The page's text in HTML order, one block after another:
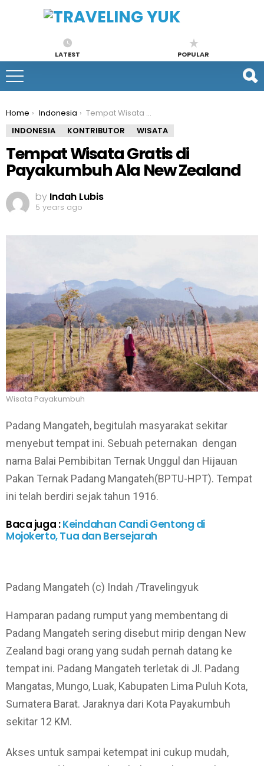
LATEST POPULAR
You are here:
Home Indonesia
Tempat Wisata Gratis di Payakumbuh Ala New Zealand
INDONESIA
KONTRIBUTOR WISATA
Tempat Wisata Gratis di
Payakumbuh Ala New Zealand
by Indah Lubis
5 years ago
Wisata Payakumbuh
Padang Mangateh, begitulah masyarakat sekitar
menyebut tempat ini. Sebuah peternakan dengan
nama Balai Pembibitan Ternak Unggul dan Hijauan
Pakan Ternak Padang Mangateh(BPTU-HPT). Tempat
ini telah berdiri sejak tahun 1916.
Baca juga :Keindahan Candi Gentong di
Mojokerto, Tua dan Bersejarah
Padang Mangateh (c) Indah /Travelingyuk
Hamparan padang rumput yang membentang di
Padang Mangateh sering disebut mirip dengan New
Zealand bagi orang yang sudah pernah datang ke
tempat ini. Padang Mangateh terletak di Jl. Padang
Mangatas, Mungo, Luak, Kabupaten Lima Puluh Kota,
Sumatera Barat. Jaraknya dari Kota Payakumbuh
sekitar 12 KM.
Akses untuk sampai ketempat ini cukup mudah,